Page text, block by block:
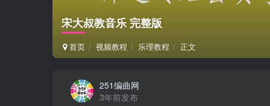
宋大叔教音乐 完整版
首页 视频教程 乐理教程 正文
251编曲网
3年前发布